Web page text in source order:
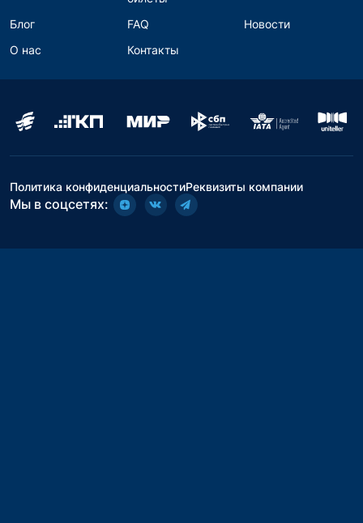
Блог FAQ
Новости
О нас
Контакты
Политика конфиденциальностиРеквизиты компании
Мы в соцсетях: